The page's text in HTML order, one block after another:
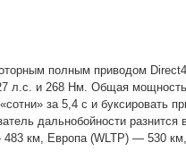
полным приводом
л.с. и 268 Нм. Общая
за 5,4 с и буксировать
дальнобойности разнится
км, Европа (WLTP) — 530